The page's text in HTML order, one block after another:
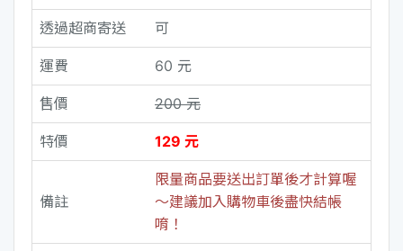
透過超商寄送 可
運費 60 元
售價 200 元
特價 129 元
備註
限量商品要送出訂單後才計算喔
～建議加入購物車後盡快結帳
唷！